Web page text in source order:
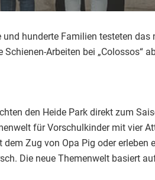
hunderte Familien testeten
Arbeiten bei „Colossos“
den Heide Park direkt zum
für Vorschulkinder mit vier
Zug von Opa Pig oder
Die neue Themenwelt basiert